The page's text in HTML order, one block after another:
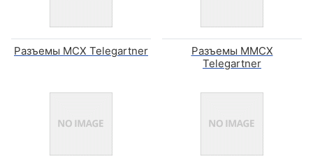
Разъемы MCX Telegartner
Разъемы MMCX
Telegartner